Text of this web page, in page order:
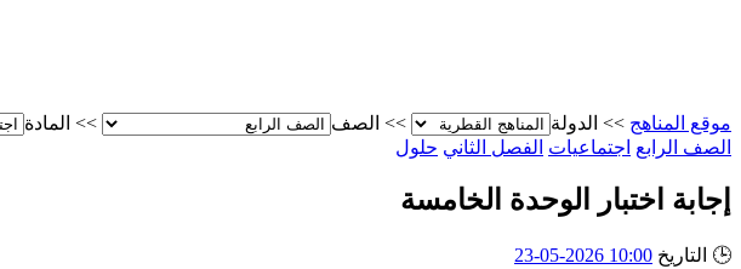
موقع المناهج >> الدولة >> الصف >> المادة
الصف الرابع اجتماعيات الفصل الثاني حلول
إجابة اختبار الوحدة الخامسة
🕒 التاريخ 10:00 2026-05-23